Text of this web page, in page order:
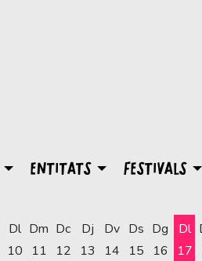
ENTITATS FESTIVALS
Dl
10
Dm
11
Dc
12
Dj
13
Dv
14
Ds
15
Dg
16
Dl
17